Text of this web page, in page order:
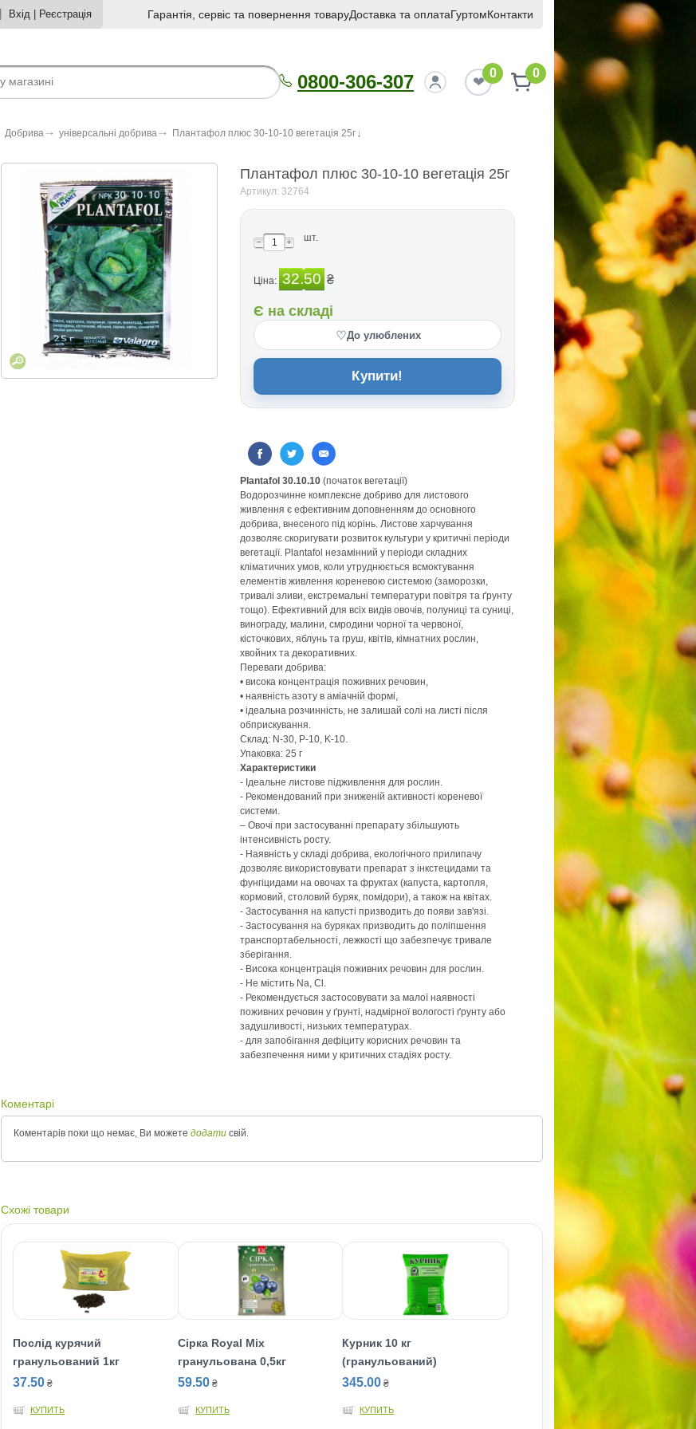
Вхід Реєстрація Гарантія, сервіс та повернення товаруДоставка та оплатаГуртомКонтакти
0800-306-307 0 0
Добрива універсальні добрива Плантафол плюс 30-10-10 вегетація 25г
Плантафол плюс 30-10-10 вегетація 25г
Артикул: 32764
шт.
Ціна: 32.50 ₴
Є на складі
♡До улюблених
Купити!
Plantafol 30.10.10 (початок вегетації)
Водорозчинне комплексне добриво для листового
живлення є ефективним доповненням до основного
добрива, внесеного під корінь. Листове харчування
дозволяє скоригувати розвиток культури у критичні періоди
вегетації. Plantafol незамінний у періоди складних
кліматичних умов, коли утруднюється всмоктування
елементів живлення кореневою системою (заморозки,
тривалі зливи, екстремальні температури повітря та ґрунту
тощо). Ефективний для всіх видів овочів, полуниці та суниці,
винограду, малини, смродини чорної та червоної,
кісточкових, яблунь та груш, квітів, кімнатних рослин,
хвойних та декоративних.
Переваги добрива:
• висока концентрація поживних речовин,
• наявність азоту в аміачній формі,
• ідеальна розчинність, не залишай солі на листі після
обприскування.
Склад: N-30, P-10, K-10.
Упаковка: 25 г
Характеристики
- Ідеальне листове підживлення для рослин.
- Рекомендований при зниженій активності кореневої
системи.
– Овочі при застосуванні препарату збільшують
інтенсивність росту.
- Наявність у складі добрива, екологічного прилипачу
дозволяє використовувати препарат з інкстецидами та
фунгіцидами на овочах та фруктах (капуста, картопля,
кормовий, столовий буряк, помідори), а також на квітах.
- Застосування на капусті призводить до появи зав'язі.
- Застосування на буряках призводить до поліпшення
транспортабельності, лежкості що забезпечує тривале
зберігання.
- Висока концентрація поживних речовин для рослин.
- Не містить Na, Cl.
- Рекомендується застосовувати за малої наявності
поживних речовин у ґрунті, надмірної вологості ґрунту або
задушливості, низьких температурах.
- для запобігання дефіциту корисних речовин та
забезпечення ними у критичних стадіях росту.
Коментарі
Коментарів поки що немає, Ви можете додати свій.
Схожі товари
Послід курячий
гранульований 1кг
37.50 ₴
КУПИТЬ
Сiрка Royal Mix
гранульована 0,5кг
59.50 ₴
КУПИТЬ
Курник 10 кг
(гранульований)
345.00 ₴
КУПИТЬ